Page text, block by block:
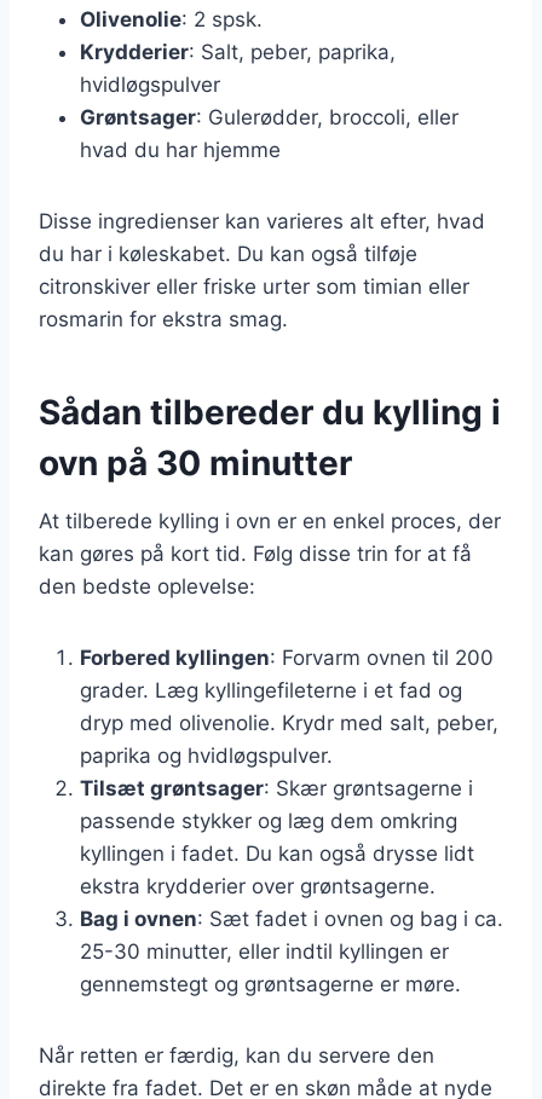
Olivenolie: 2 spsk.
Krydderier: Salt, peber, paprika,
hvidløgspulver
Grøntsager: Gulerødder, broccoli, eller
hvad du har hjemme
Disse ingredienser kan varieres alt efter, hvad
du har i køleskabet. Du kan også tilføje
citronskiver eller friske urter som timian eller
rosmarin for ekstra smag.
Sådan tilbereder du kylling i
ovn på 30 minutter
At tilberede kylling i ovn er en enkel proces, der
kan gøres på kort tid. Følg disse trin for at få
den bedste oplevelse:
Forbered kyllingen: Forvarm ovnen til 200
grader. Læg kyllingefileterne i et fad og
dryp med olivenolie. Krydr med salt, peber,
paprika og hvidløgspulver.
Tilsæt grøntsager: Skær grøntsagerne i
passende stykker og læg dem omkring
kyllingen i fadet. Du kan også drysse lidt
ekstra krydderier over grøntsagerne.
Bag i ovnen: Sæt fadet i ovnen og bag i ca.
25-30 minutter, eller indtil kyllingen er
gennemstegt og grøntsagerne er møre.
Når retten er færdig, kan du servere den
direkte fra fadet. Det er en skøn måde at nyde